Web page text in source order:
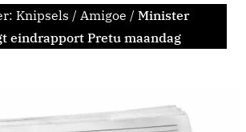
Knipsels / Amigoe / Minister
eindrapport Pretu maandag